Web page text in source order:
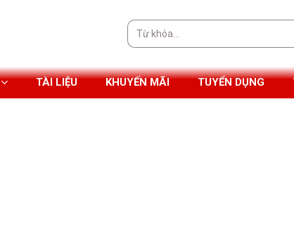
Tìm
kiếm:
TÀI LIỆU KHUYẾN MÃI TUYỂN DỤNG